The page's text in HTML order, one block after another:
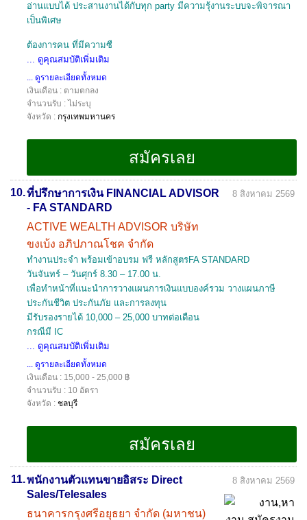
อ่านแบบได้ ประสานงานได้กับทุก party มีความรุ้งานระบบจะพิจารณา
เป็นพิเศษ
ต้องการคน ที่มีความซื
... ดูคุณสมบัติเพิ่มเติม
... ดูรายละเอียดทั้งหมด
เงินเดือน : ตามตกลง
จำนวนรับ : ไม่ระบุ
จังหวัด : กรุงเทพมหานคร
10.ที่ปรึกษาการเงิน FINANCIAL ADVISOR
- FA STANDARD
ACTIVE WEALTH ADVISOR บริษัท
ขงเบ้ง อภิปภาณโชค จำกัด
8 สิงหาคม 2569
ทำงานประจำ พร้อมเข้าอบรม ฟรี หลักสูตรFA STANDARD
วันจันทร์ – วันศุกร์ 8.30 – 17.00 น.
เพื่อทำหน้าที่แนะนำการวางแผนการเงินแบบองค์รวม วางแผนภาษี
ประกันชีวิต ประกันภัย และการลงทุน
มีรับรองรายได้ 10,000 – 25,000 บาทต่อเดือน
กรณีมี IC
... ดูคุณสมบัติเพิ่มเติม
... ดูรายละเอียดทั้งหมด
เงินเดือน : 15,000 - 25,000 ฿
จำนวนรับ : 10 อัตรา
จังหวัด : ชลบุรี
11.พนักงานตัวแทนขายอิสระ Direct
Sales/Telesales
ธนาคารกรุงศรีอยุธยา จำกัด (มหาชน)
8 สิงหาคม 2569